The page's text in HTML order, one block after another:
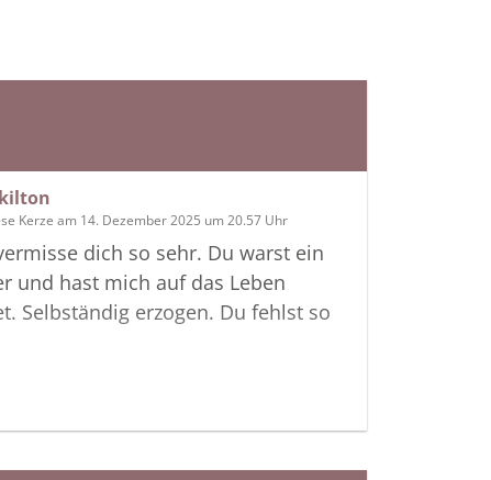
Kerze am 14. Dezember 2025 um 20.57 Uhr
dich so sehr. Du warst ein
und hast mich auf das Leben
Selbständig erzogen. Du fehlst so